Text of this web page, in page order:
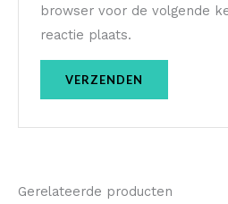
browser voor de volgende
reactie plaats.
Gerelateerde producten